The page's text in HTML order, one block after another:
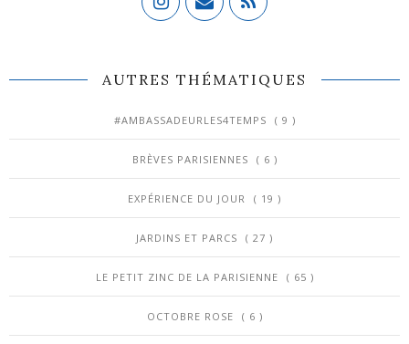
AUTRES THÉMATIQUES
#AMBASSADEURLES4TEMPS ( 9 )
BRÈVES PARISIENNES ( 6 )
EXPÉRIENCE DU JOUR ( 19 )
JARDINS ET PARCS ( 27 )
LE PETIT ZINC DE LA PARISIENNE ( 65 )
OCTOBRE ROSE ( 6 )